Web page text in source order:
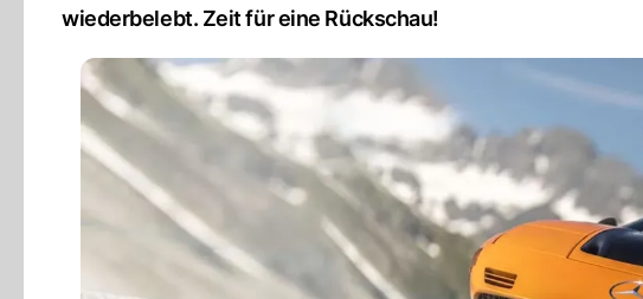
wiederbelebt. Zeit für eine Rückschau!